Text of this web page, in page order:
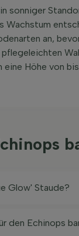
sonniger
an,
Höhe von
Glow' Staude?
den Echinops